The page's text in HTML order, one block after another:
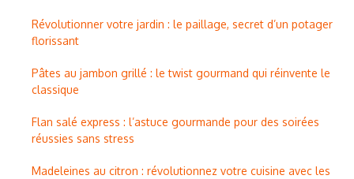
Révolutionner votre jardin : le paillage, secret d’un potager
florissant
Pâtes au jambon grillé : le twist gourmand qui réinvente le
classique
Flan salé express : l’astuce gourmande pour des soirées
réussies sans stress
Madeleines au citron : révolutionnez votre cuisine avec les